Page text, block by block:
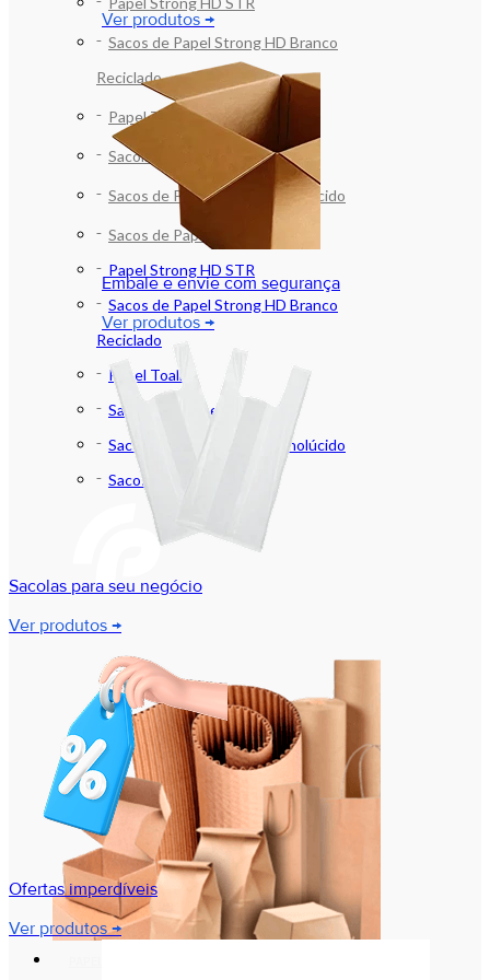
Sacos de Papel Strong HD Branco
Reciclado
Papel Toalha
Sacolas de Papel
Sacos de Papel Branco Monolúcido
Sacos de Papel e SOS
Papel Strong HD STR
Sacos de Papel Strong HD Branco
Reciclado
Papel Toalha
Sacolas de Papel
Sacos de Papel Branco Monolúcido
Sacos de Papel e SOS
Ver produtos →
Embale e envie com segurança
Ver produtos →
Sacolas para seu negócio
Ver produtos →
Ofertas imperdíveis
Ver produtos →